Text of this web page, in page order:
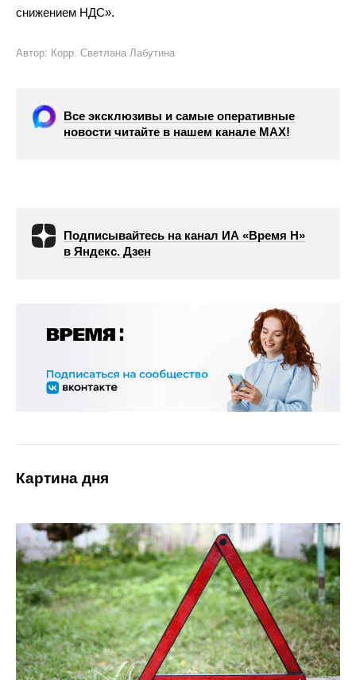
снижением НДС».
Автор: Корр. Светлана Лабутина
Все эксклюзивы и самые оперативные
новости читайте в нашем канале МАХ!
Подписывайтесь на канал ИА «Время Н»
в Яндекс. Дзен
Картина дня